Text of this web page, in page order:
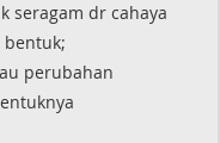
seragam dr cahaya
bentuk;
perubahan